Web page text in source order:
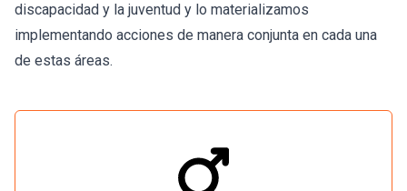
discapacidad y la juventud y lo materializamos
implementando acciones de manera conjunta en cada una
de estas áreas.